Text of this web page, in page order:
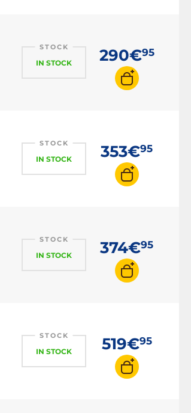
STOCK
IN STOCK 290€95
STOCK
IN STOCK 353€95
STOCK
IN STOCK 374€95
STOCK
IN STOCK 519€95